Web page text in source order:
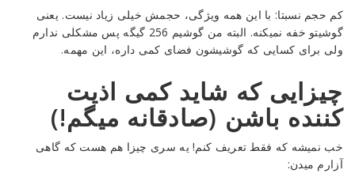
کم حجم نسبتا: با این همه ویژگی، حجمش خیلی زیاد نیست. یعنی
گوشیتو خفه نمیکنه. البته من گوشیم 256 گیگه پس مشکلی ندارم
ولی برای کسایی که گوشیشون فضای کمی داره، این مهمه.
چیزایی که شاید کمی اذیت
کننده باشن (صادقانه میگم!)
خب نمیشه که فقط تعریف کنم! یه سری چیزا هم هست که گاهی
آزارم میدن: